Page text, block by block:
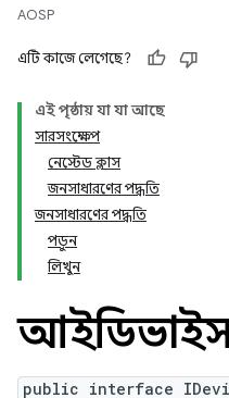
AOSP
এটি কাজে লেগেছে?
এই পৃষ্ঠায় যা যা আছে
সারসংক্ষেপ
নেস্টেড ক্লাস
জনসাধারণের পদ্ধতি
জনসাধারণের পদ্ধতি
পড়ুন
লিখুন
public interface